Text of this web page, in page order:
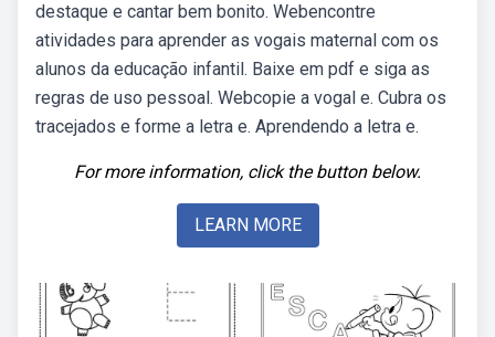
destaque e cantar bem bonito. Webencontre
atividades para aprender as vogais maternal com os
alunos da educação infantil. Baixe em pdf e siga as
regras de uso pessoal. Webcopie a vogal e. Cubra os
tracejados e forme a letra e. Aprendendo a letra e.
For more information, click the button below.
LEARN MORE